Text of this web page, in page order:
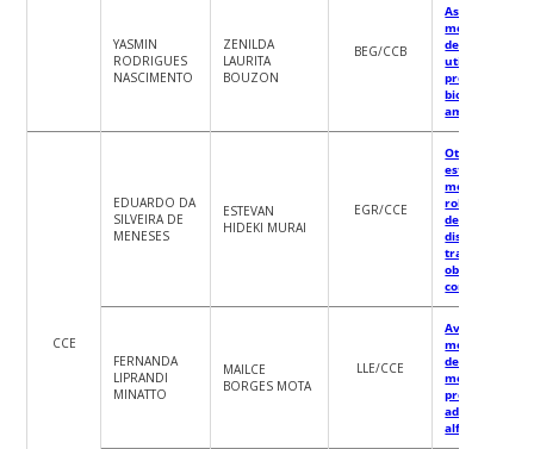
YASMIN
RODRIGUES
NASCIMENTO
ZENILDA
LAURITA
BOUZON
BEG/CCB
Aspectos
de macroalgas
utilizadas nos
processos de
ambiental
CCE
EDUARDO DA
SILVEIRA DE
MENESES
ESTEVAN
HIDEKI MURAI
EGR/CCE
Otimização da
estrutura
mecânica de
robô de
de linhas de
distribuição
transposição
obstáculos
complexos
FERNANDA
LIPRANDI
MINATTO
MAILCE
BORGES MOTA
LLE/CCE
Avaliação da
memória
declarativa e
memória
procedural de
adultos não
alfabetizados.